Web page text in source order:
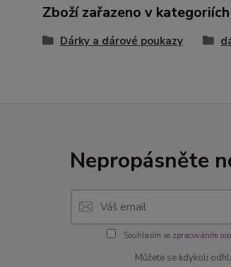
Zboží zařazeno v kategoriích
Dárky a dárové poukazy
Nepropásněte
Souhlasím se zpracováním
Můžete se kdykoli